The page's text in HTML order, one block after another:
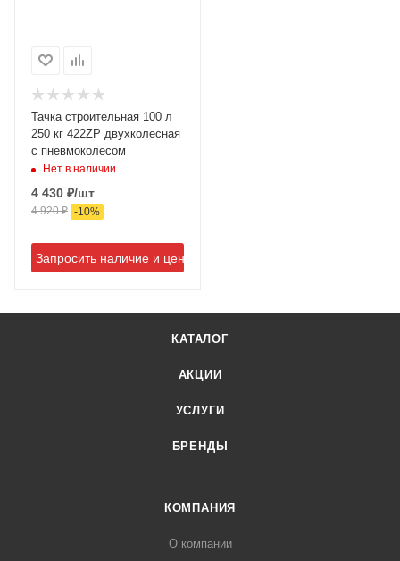
Тачка строительная 100 л
250 кг 422ZP двухколесная
с пневмоколесом
Нет в наличии
4 430 ₽/шт
4 920₽ -10%
Запросить наличие и цену
КАТАЛОГ
АКЦИИ
УСЛУГИ
БРЕНДЫ
КОМПАНИЯ
О компании